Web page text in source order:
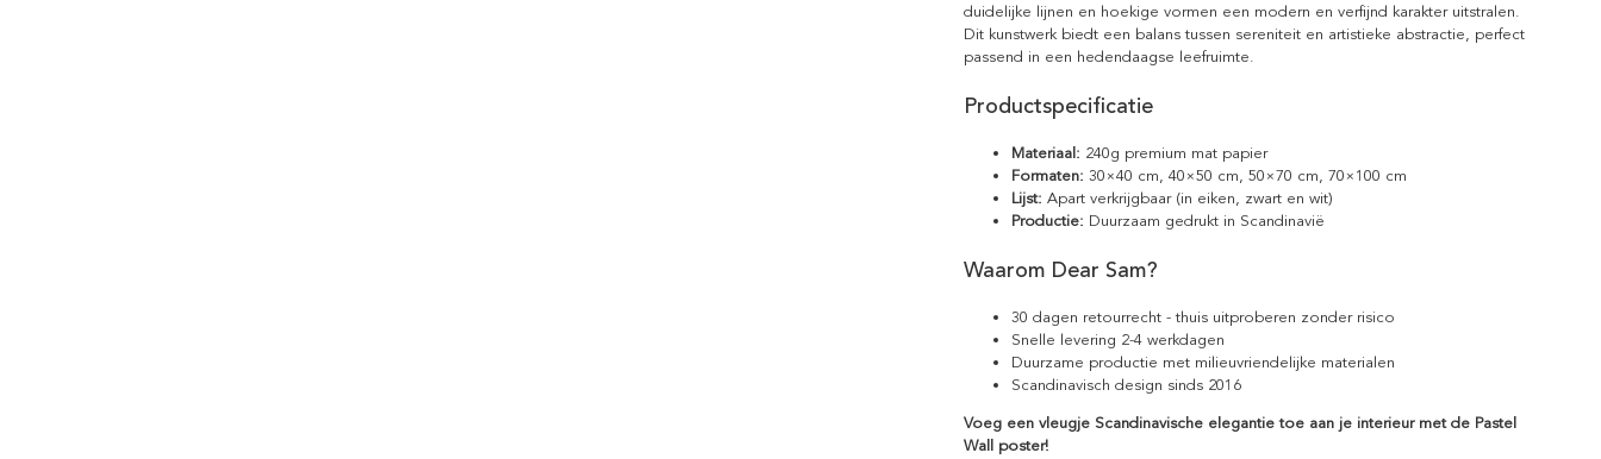
duidelijke lijnen en hoekige vormen een modern en verfijnd karakter uitstralen.
Dit kunstwerk biedt een balans tussen sereniteit en artistieke abstractie, perfect
passend in een hedendaagse leefruimte.
Productspecificatie
Materiaal: 240g premium mat papier
Formaten: 30×40 cm, 40×50 cm, 50×70 cm, 70×100 cm
Lijst: Apart verkrijgbaar (in eiken, zwart en wit)
Productie: Duurzaam gedrukt in Scandinavië
Waarom Dear Sam?
30 dagen retourrecht - thuis uitproberen zonder risico
Snelle levering 2-4 werkdagen
Duurzame productie met milieuvriendelijke materialen
Scandinavisch design sinds 2016
Voeg een vleugje Scandinavische elegantie toe aan je interieur met de Pastel
Wall poster!